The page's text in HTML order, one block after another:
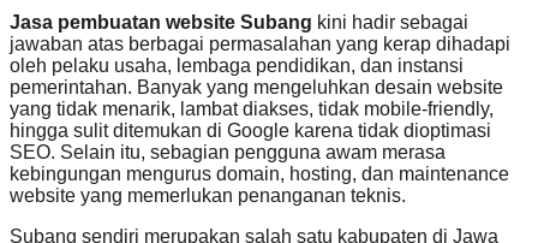
Jasa pembuatan website Subang kini hadir sebagai
jawaban atas berbagai permasalahan yang kerap dihadapi
oleh pelaku usaha, lembaga pendidikan, dan instansi
pemerintahan. Banyak yang mengeluhkan desain website
yang tidak menarik, lambat diakses, tidak mobile-friendly,
hingga sulit ditemukan di Google karena tidak dioptimasi
SEO. Selain itu, sebagian pengguna awam merasa
kebingungan mengurus domain, hosting, dan maintenance
website yang memerlukan penanganan teknis.
Subang sendiri merupakan salah satu kabupaten di Jawa